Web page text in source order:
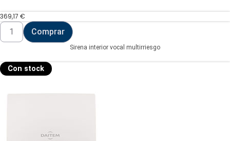
369,17 €
Sirena
interior
vocal
cantidad
Comprar
Sirena interior vocal multirriesgo
Con stock